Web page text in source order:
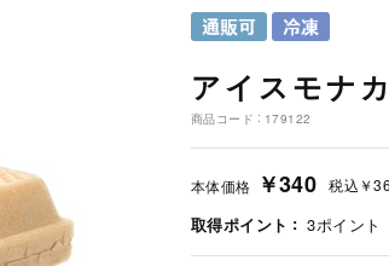
アイスモナ
商品コード 179122
本体価格 ￥340 税込 ￥
取得ポイント 3ポイント